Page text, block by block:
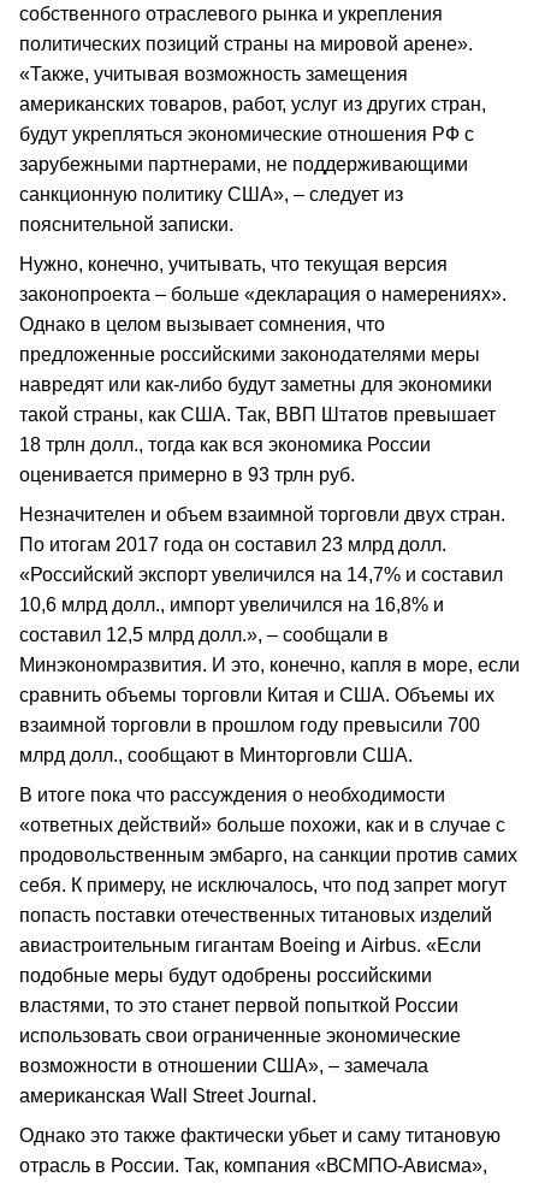
собственного отраслевого рынка и укрепления
политических позиций страны на мировой арене».
«Также, учитывая возможность замещения
американских товаров, работ, услуг из других стран,
будут укрепляться экономические отношения РФ с
зарубежными партнерами, не поддерживающими
санкционную политику США», – следует из
пояснительной записки.
Нужно, конечно, учитывать, что текущая версия
законопроекта – больше «декларация о намерениях».
Однако в целом вызывает сомнения, что
предложенные российскими законодателями меры
навредят или как-либо будут заметны для экономики
такой страны, как США. Так, ВВП Штатов превышает
18 трлн долл., тогда как вся экономика России
оценивается примерно в 93 трлн руб.
Незначителен и объем взаимной торговли двух стран.
По итогам 2017 года он составил 23 млрд долл.
«Российский экспорт увеличился на 14,7% и составил
10,6 млрд долл., импорт увеличился на 16,8% и
составил 12,5 млрд долл.», – сообщали в
Минэкономразвития. И это, конечно, капля в море, если
сравнить объемы торговли Китая и США. Объемы их
взаимной торговли в прошлом году превысили 700
млрд долл., сообщают в Минторговли США.
В итоге пока что рассуждения о необходимости
«ответных действий» больше похожи, как и в случае с
продовольственным эмбарго, на санкции против самих
себя. К примеру, не исключалось, что под запрет могут
попасть поставки отечественных титановых изделий
авиастроительным гигантам Boeing и Airbus. «Если
подобные меры будут одобрены российскими
властями, то это станет первой попыткой России
использовать свои ограниченные экономические
возможности в отношении США», – замечала
американская Wall Street Journal.
Однако это также фактически убьет и саму титановую
отрасль в России. Так, компания «ВСМПО-Ависма»,